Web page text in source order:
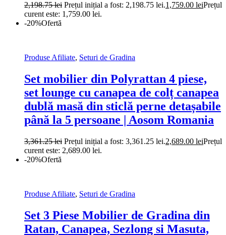
2,198.75lei Prețul inițial a fost: 2,198.75 lei.1,759.00 leiPrețul
curent este: 1,759.00 lei.
-20%Ofertă
Produse Afiliate, Seturi de Gradina
Set mobilier din Polyrattan 4 piese,
set lounge cu canapea de colț canapea
dublă masă din sticlă perne detașabile
până la 5 persoane | Aosom Romania
3,361.25lei Prețul inițial a fost: 3,361.25 lei.2,689.00 leiPrețul
curent este: 2,689.00 lei.
-20%Ofertă
Produse Afiliate, Seturi de Gradina
Set 3 Piese Mobilier de Gradina din
Ratan, Canapea, Sezlong si Masuta,